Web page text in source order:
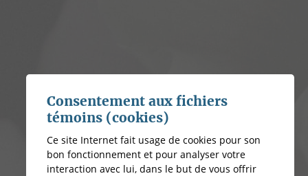
Consentement aux fichiers
témoins (cookies)
Ce site Internet fait usage de cookies pour son
bon fonctionnement et pour analyser votre
interaction avec lui, dans le but de vous offrir